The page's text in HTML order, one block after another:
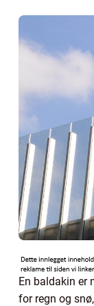
En baldakin er
for regn og